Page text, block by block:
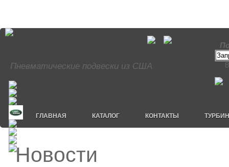
Пневматические подвески из США
ГЛАВНАЯ КАТАЛОГ КОНТАКТЫ
Новости